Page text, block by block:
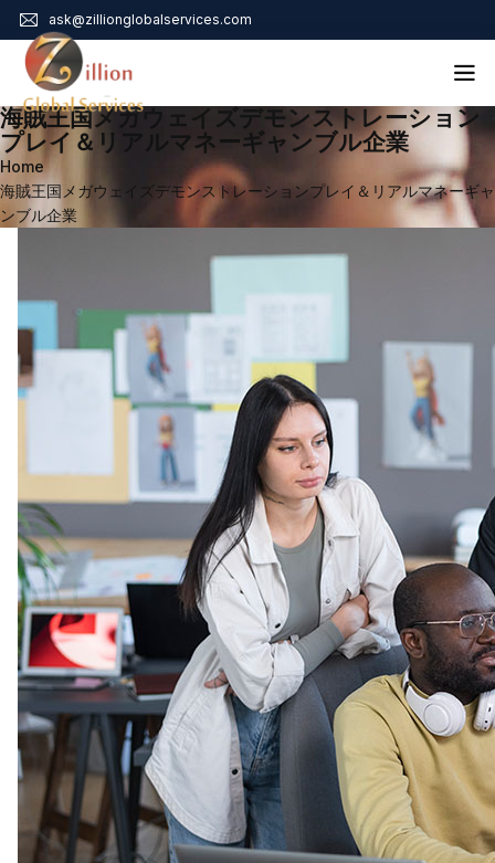
ask@zillionglobalservices.com
Home
About Us
Services
Audit Assurance
Business Risk Management
Cyber Maturity
Cybersecurity Risk Management
Education & Training
Enterprise Risk Management & Risk Culture
Mock Audit & Examination
Service Education Resources
海賊王国メガウェイズデモンストレーション
プレイ＆リアルマネーギャンブル企業
Home
海賊王国メガウェイズデモンストレーションプレイ＆リアルマネーギャ
ンブル企業